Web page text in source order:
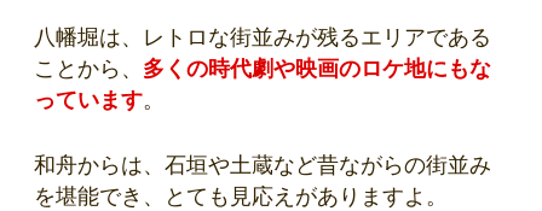
八幡堀は、レトロな街並みが残るエリアである
ことから、 多くの時代劇や映画のロケ地にもな
っています。
和舟からは、石垣や土蔵など昔ながらの街並み
を堪能でき、とても見応えがありますよ。